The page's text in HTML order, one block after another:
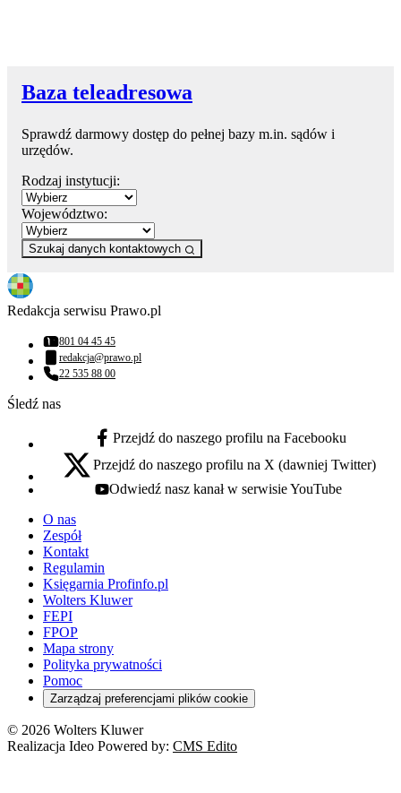
Baza teleadresowa
Sprawdź darmowy dostęp do pełnej bazy m.in. sądów i
urzędów.
Rodzaj instytucji:
Województwo:
Szukaj danych kontaktowych
Redakcja serwisu Prawo.pl
Numer telefonu:
801 04 45 45
Adres email:
redakcja@prawo.pl
Numer telefonu:
22 535 88 00
Śledź nas
facebook - otwiera się w nowej karcie
Przejdź do naszego profilu na Facebooku
x - otwiera się w nowej karcie
Przejdź do naszego profilu na X (dawniej Twitter)
youtube - otwiera się w nowej karcie
Odwiedź nasz kanał w serwisie YouTube
O nas
Zespół
Kontakt
Regulamin
Księgarnia Profinfo.pl
Wolters Kluwer
FEPI
FPOP
Mapa strony
Polityka prywatności
Pomoc
Zarządzaj preferencjami plików cookie
© 2026 Wolters Kluwer
Realizacja Ideo Powered by: CMS Edito